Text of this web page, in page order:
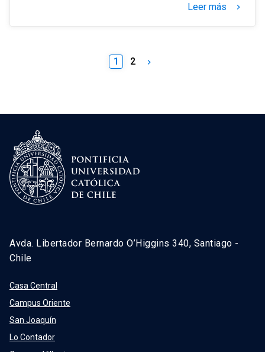
Leer más keyboard_arrow_right
1 2 keyboard_arrow_right
Avda. Libertador Bernardo O’Higgins 340, Santiago -
Chile
Casa Central
Campus Oriente
San Joaquín
Lo Contador